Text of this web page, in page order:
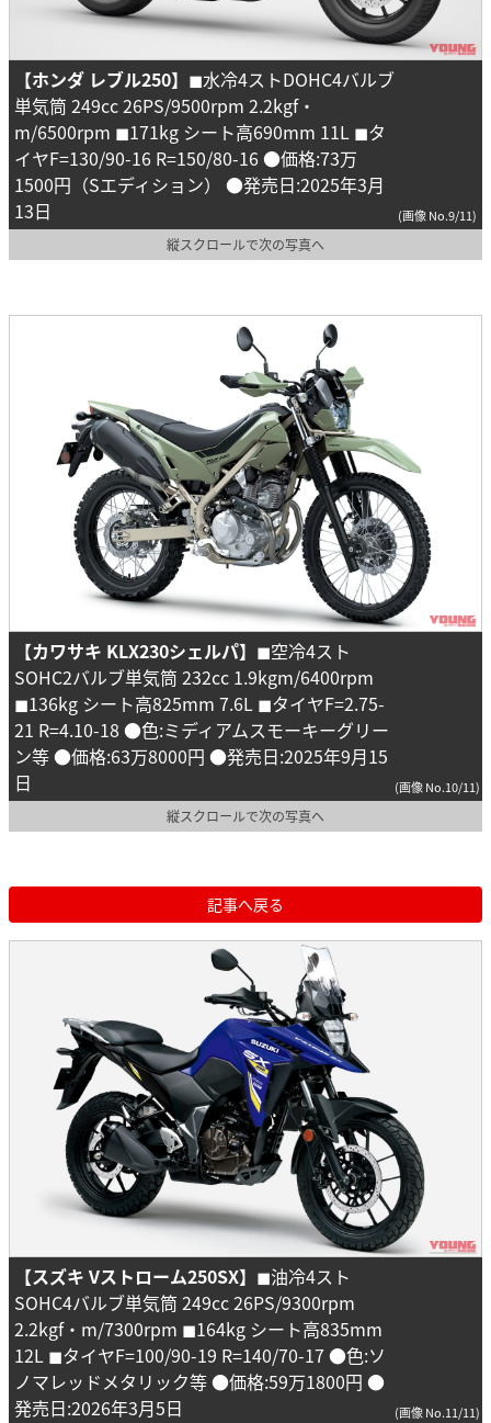
【ホンダ レブル250】 ◼︎水冷4ストDOHC4バルブ
単気筒 249cc 26PS/9500rpm 2.2kgf・
m/6500rpm ◼︎171kg シート高690mm 11L ◼︎タ
イヤF=130/90-16 R=150/80-16 ●価格:73万
1500円（Sエディション） ●発売日:2025年3月
13日
(画像 No.9/11)
縦スクロールで次の写真へ
【カワサキ KLX230シェルパ】 ◼︎空冷4スト
SOHC2バルブ単気筒 232cc 1.9kgm/6400rpm
◼︎136kg シート高825mm 7.6L ◼︎タイヤF=2.75-
21 R=4.10-18 ●色:ミディアムスモーキーグリー
ン等 ●価格:63万8000円 ●発売日:2025年9月15
日
(画像 No.10/11)
縦スクロールで次の写真へ
記事へ戻る
【スズキ Vストローム250SX】 ◼︎油冷4スト
SOHC4バルブ単気筒 249cc 26PS/9300rpm
2.2kgf・m/7300rpm ◼︎164kg シート高835mm
12L ◼︎タイヤF=100/90-19 R=140/70-17 ●色:ソ
ノマレッドメタリック等 ●価格:59万1800円 ●
発売日:2026年3月5日
(画像 No.11/11)